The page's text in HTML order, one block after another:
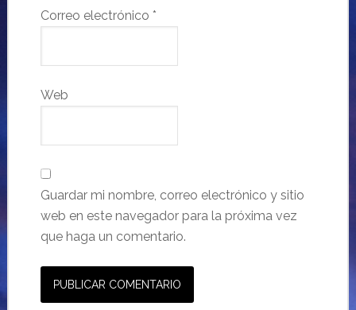
Correo electrónico *
Web
Guardar mi nombre, correo electrónico y sitio
web en este navegador para la próxima vez
que haga un comentario.